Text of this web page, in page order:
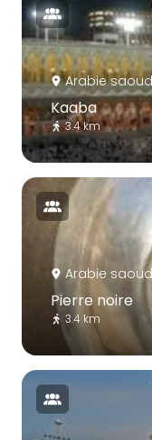
Arabie
Kaaba
3.4 km
Arabie
Pierre noire
3.4 km